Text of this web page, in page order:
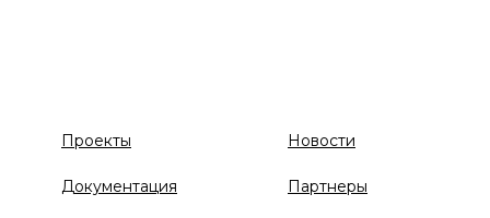
Проекты
Документация
Новости
Партнеры